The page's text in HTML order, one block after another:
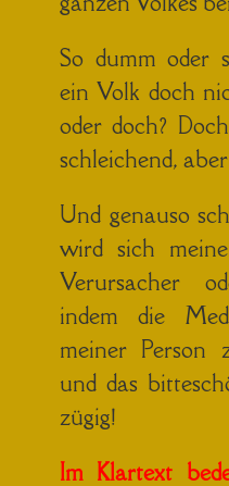
So dumm oder
ein Volk doch
oder doch?
schleichend,
Und genauso
wird sich
Verursacher
indem die
meiner Person
und das
zügig!
Im Klartext